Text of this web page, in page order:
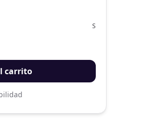
S
carrito